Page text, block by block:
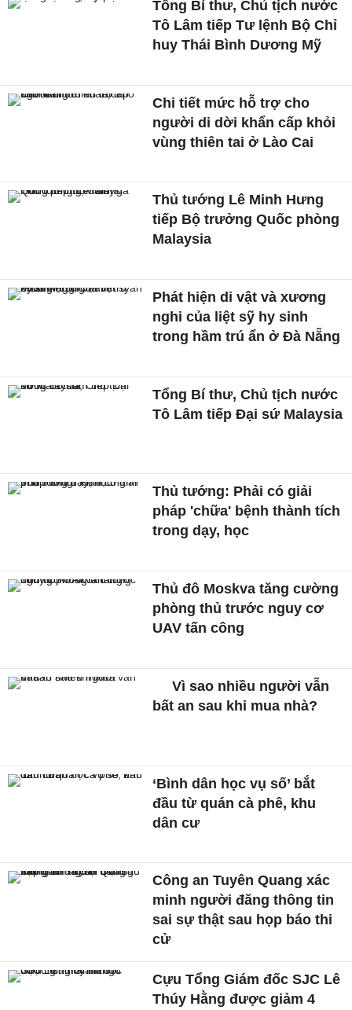
Tổng Bí thư, Chủ tịch nước
Tô Lâm tiếp Tư lệnh Bộ Chỉ
huy Thái Bình Dương Mỹ
Chi tiết mức hỗ trợ cho
người di dời khẩn cấp khỏi
vùng thiên tai ở Lào Cai
Thủ tướng Lê Minh Hưng
tiếp Bộ trưởng Quốc phòng
Malaysia
Phát hiện di vật và xương
nghi của liệt sỹ hy sinh
trong hầm trú ẩn ở Đà Nẵng
Tổng Bí thư, Chủ tịch nước
Tô Lâm tiếp Đại sứ Malaysia
Thủ tướng: Phải có giải
pháp 'chữa' bệnh thành tích
trong dạy, học
Thủ đô Moskva tăng cường
phòng thủ trước nguy cơ
UAV tấn công
Vì sao nhiều người vẫn
bất an sau khi mua nhà?
‘Bình dân học vụ số’ bắt
đầu từ quán cà phê, khu
dân cư
Công an Tuyên Quang xác
minh người đăng thông tin
sai sự thật sau họp báo thi
cử
Cựu Tổng Giám đốc SJC Lê
Thúy Hằng được giảm 4